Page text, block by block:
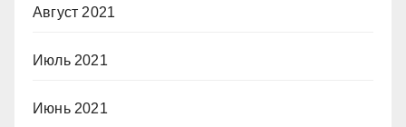
Август 2021
Июль 2021
Июнь 2021